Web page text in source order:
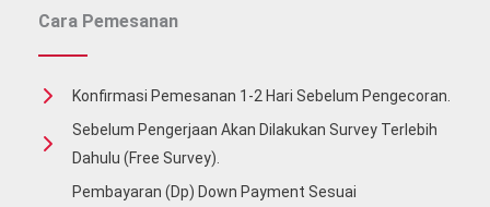
Cara Pemesanan
Konfirmasi Pemesanan 1-2 Hari Sebelum Pengecoran.
Sebelum Pengerjaan Akan Dilakukan Survey Terlebih
Dahulu (free Survey).
Pembayaran (Dp) Down Payment Sesuai